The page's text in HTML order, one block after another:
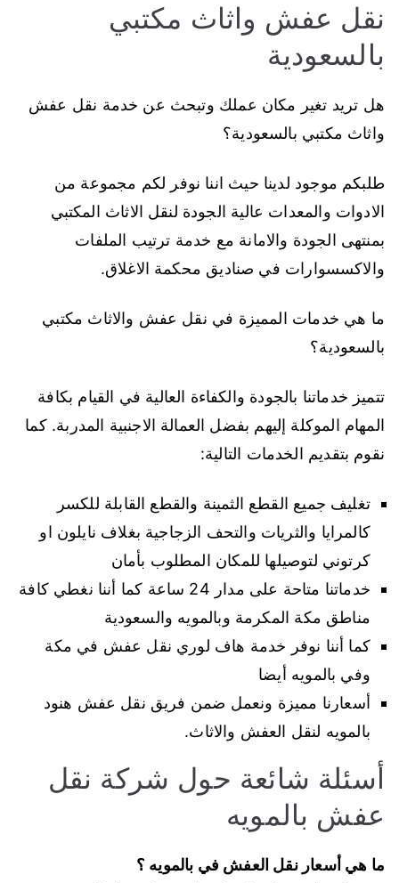
نقل عفش واثاث مكتبي
بالسعودية
هل تريد تغير مكان عملك وتبحث عن خدمة نقل عفش
واثاث مكتبي بالسعودية؟
طلبكم موجود لدينا حيث اننا نوفر لكم مجموعة من
الادوات والمعدات عالية الجودة لنقل الاثاث المكتبي
بمنتهى الجودة والامانة مع خدمة ترتيب الملفات
والاكسسوارات في صناديق محكمة الاغلاق.
ما هي خدمات المميزة في نقل عفش والاثاث مكتبي
بالسعودية؟
تتميز خدماتنا بالجودة والكفاءة العالية في القيام بكافة
المهام الموكلة إليهم بفضل العمالة الاجنبية المدربة. كما
نقوم بتقديم الخدمات التالية:
تغليف جميع القطع الثمينة والقطع القابلة للكسر
كالمرايا والثريات والتحف الزجاجية بغلاف نايلون او
كرتوني لتوصيلها للمكان المطلوب بأمان
خدماتنا متاحة على مدار 24 ساعة كما أننا نغطي كافة
مناطق مكة المكرمة وبالمويه والسعودية
كما أننا نوفر خدمة هاف لوري نقل عفش في مكة
وفي بالمويه أيضا
أسعارنا مميزة ونعمل ضمن فريق نقل عفش هنود
بالمويه لنقل العفش والاثاث.
أسئلة شائعة حول شركة نقل
عفش بالمويه
ما هي أسعار نقل العفش في بالمويه ؟